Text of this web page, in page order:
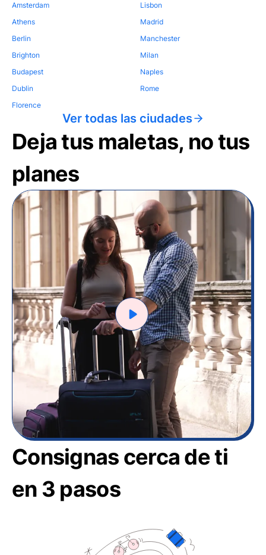
Amsterdam
Athens
Berlin
Brighton
Budapest
Dublin
Florence
Lisbon
Madrid
Manchester
Milan
Naples
Rome
Ver todas las ciudades
Deja tus maletas, no tus
planes
Consignas cerca de ti
en 3 pasos